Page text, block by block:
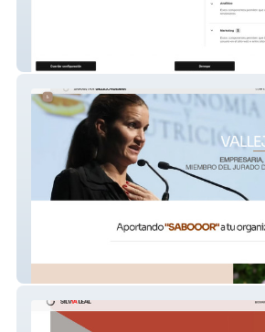
IRENE VILLA
SAMANTHA VALLEJO-NÁGERA micro